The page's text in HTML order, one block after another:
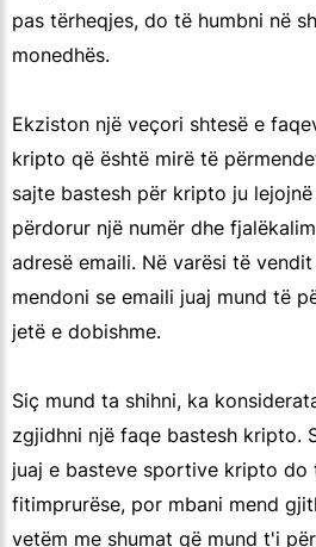
pas tërheqjes, do të humbni në
monedhës.
Ekziston një veçori shtesë e
kripto që është mirë të
sajte bastesh për kripto ju
përdorur një numër dhe
adresë emaili. Në varësi të
mendoni se emaili juaj mund të
jetë e dobishme.
Siç mund ta shihni, ka
zgjidhni një faqe bastesh kripto.
juaj e basteve sportive kripto do
fitimprurëse, por mbani mend
vetëm me shumat që mund t'i